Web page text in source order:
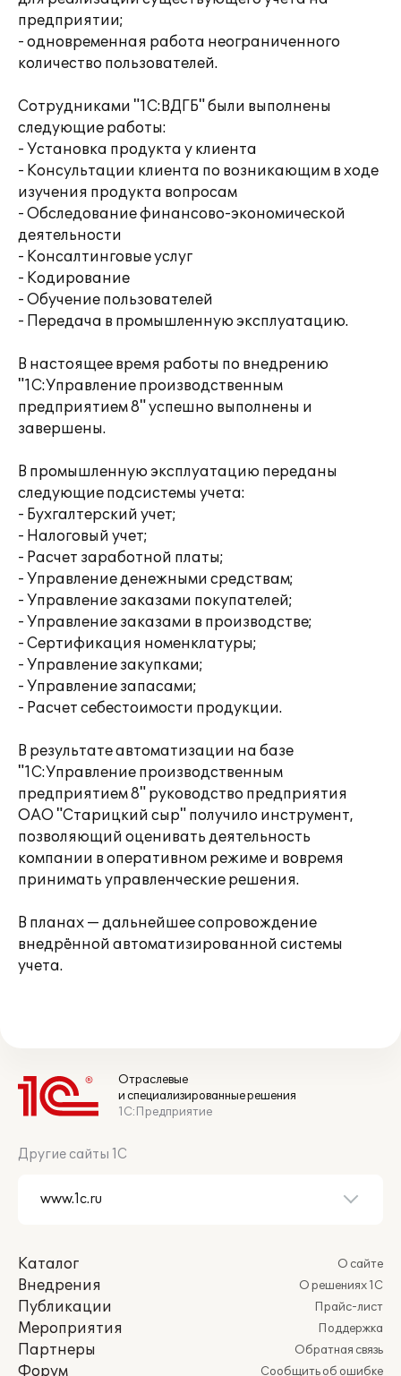
предприятии;
- одновременная работа неограниченного
количество пользователей.
Сотрудниками "1С:ВДГБ" были выполнены
следующие работы:
- Установка продукта у клиента
- Консультации клиента по возникающим в ходе
изучения продукта вопросам
- Обследование финансово-экономической
деятельности
- Консалтинговые услуг
- Кодирование
- Обучение пользователей
- Передача в промышленную эксплуатацию.
В настоящее время работы по внедрению
"1С:Управление производственным
предприятием 8" успешно выполнены и
завершены.
В промышленную эксплуатацию переданы
следующие подсистемы учета:
- Бухгалтерский учет;
- Налоговый учет;
- Расчет заработной платы;
- Управление денежными средствам;
- Управление заказами покупателей;
- Управление заказами в производстве;
- Сертификация номенклатуры;
- Управление закупками;
- Управление запасами;
- Расчет себестоимости продукции.
В результате автоматизации на базе
"1С:Управление производственным
предприятием 8" руководство предприятия
ОАО "Старицкий сыр" получило инструмент,
позволяющий оценивать деятельность
компании в оперативном режиме и вовремя
принимать управленческие решения.
В планах — дальнейшее сопровождение
внедрённой автоматизированной системы
учета.
Отраслевые
и специализированные решения
1С:Предприятие
Другие сайты 1С
Каталог
Внедрения
Публикации
Мероприятия
Партнеры
Форум
О сайте
О решениях 1С
Прайс-лист
Поддержка
Обратная связь
Сообщить об ошибке